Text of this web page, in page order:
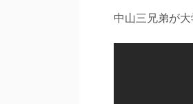
中山三兄弟が